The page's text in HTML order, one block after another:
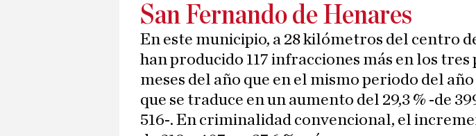
San Fernando de Henares
En este municipio, a 28 kilómetros del centro
han producido 117 infracciones más en los
meses del año que en el mismo periodo del año
que se traduce en un aumento del 29,3 % -de
516-. En criminalidad convencional, el